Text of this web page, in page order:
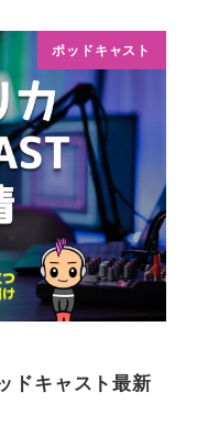
ポッドキャスト
ドキャスト最新